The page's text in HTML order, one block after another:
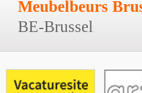
Meubelbeurs
BE-Brussel